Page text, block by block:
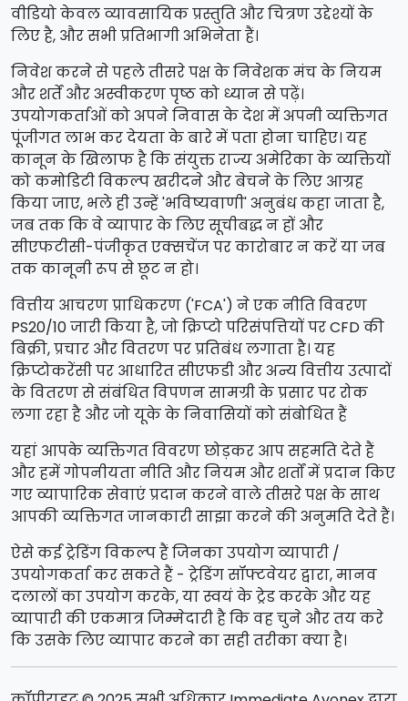
वीडियो केवल व्यावसायिक प्रस्तुति और चित्रण उद्देश्यों के
लिए है, और सभी प्रतिभागी अभिनेता हैं।
निवेश करने से पहले तीसरे पक्ष के निवेशक मंच के नियम
और शर्तें और अस्वीकरण पृष्ठ को ध्यान से पढ़ें।
उपयोगकर्ताओं को अपने निवास के देश में अपनी व्यक्तिगत
पूंजीगत लाभ कर देयता के बारे में पता होना चाहिए। यह
कानून के खिलाफ है कि संयुक्त राज्य अमेरिका के व्यक्तियों
को कमोडिटी विकल्प खरीदने और बेचने के लिए आग्रह
किया जाए, भले ही उन्हें 'भविष्यवाणी' अनुबंध कहा जाता है,
जब तक कि वे व्यापार के लिए सूचीबद्ध न हों और
सीएफटीसी-पंजीकृत एक्सचेंज पर कारोबार न करें या जब
तक कानूनी रूप से छूट न हो।
वित्तीय आचरण प्राधिकरण ('FCA') ने एक नीति विवरण
PS20/10 जारी किया है, जो क्रिप्टो परिसंपत्तियों पर CFD की
बिक्री, प्रचार और वितरण पर प्रतिबंध लगाता है। यह
क्रिप्टोकरेंसी पर आधारित सीएफडी और अन्य वित्तीय उत्पादों
के वितरण से संबंधित विपणन सामग्री के प्रसार पर रोक
लगा रहा है और जो यूके के निवासियों को संबोधित हैं
यहां आपके व्यक्तिगत विवरण छोड़कर आप सहमति देते हैं
और हमें गोपनीयता नीति और नियम और शर्तों में प्रदान किए
गए व्यापारिक सेवाएं प्रदान करने वाले तीसरे पक्ष के साथ
आपकी व्यक्तिगत जानकारी साझा करने की अनुमति देते हैं।
ऐसे कई ट्रेडिंग विकल्प हैं जिनका उपयोग व्यापारी /
उपयोगकर्ता कर सकते हैं - ट्रेडिंग सॉफ्टवेयर द्वारा, मानव
दलालों का उपयोग करके, या स्वयं के ट्रेड करके और यह
व्यापारी की एकमात्र जिम्मेदारी है कि वह चुने और तय करे
कि उसके लिए व्यापार करने का सही तरीका क्या है।